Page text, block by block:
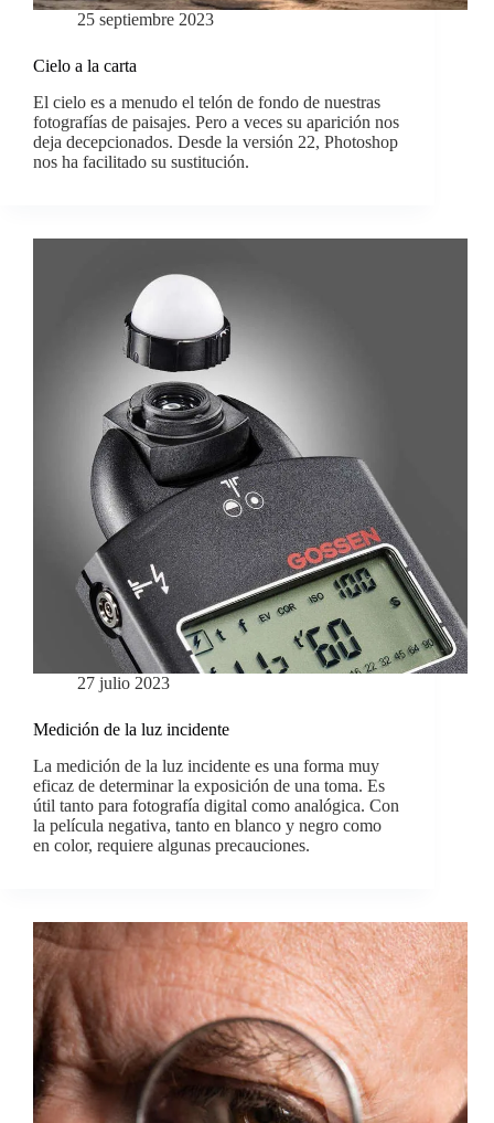
25 septiembre 2023
Cielo a la carta
El cielo es a menudo el telón de fondo de nuestras
fotografías de paisajes. Pero a veces su aparición nos
deja decepcionados. Desde la versión 22, Photoshop
nos ha facilitado su sustitución.
27 julio 2023
Medición de la luz incidente
La medición de la luz incidente es una forma muy
eficaz de determinar la exposición de una toma. Es
útil tanto para fotografía digital como analógica. Con
la película negativa, tanto en blanco y negro como
en color, requiere algunas precauciones.